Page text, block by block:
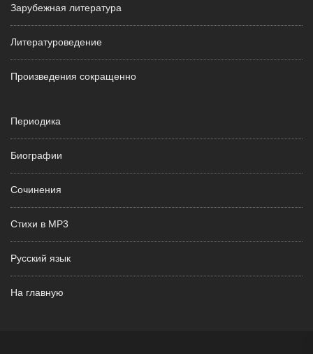
Зарубежная литература
Литературоведение
Произведения сокращенно
Периодика
Биографии
Сочинения
Стихи в MP3
Русский язык
На главную